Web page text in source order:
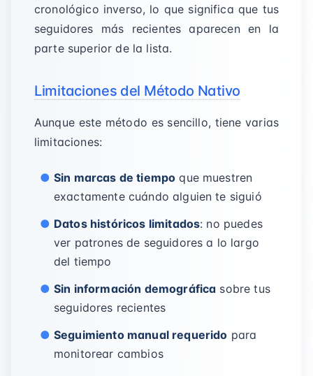
cronológico inverso, lo que significa que tus
seguidores más recientes aparecen en la
parte superior de la lista.
Limitaciones del Método Nativo
Aunque este método es sencillo, tiene varias
limitaciones:
Sin marcas de tiempo que muestren
exactamente cuándo alguien te siguió
Datos históricos limitados: no puedes
ver patrones de seguidores a lo largo
del tiempo
Sin información demográfica sobre tus
seguidores recientes
Seguimiento manual requerido para
monitorear cambios